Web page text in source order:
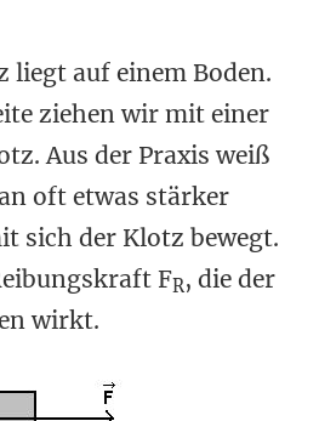
liegt auf einem Boden.
ziehen wir mit einer
Aus der Praxis weiß
oft etwas stärker
sich der Klotz bewegt.
FR, die der
wirkt.